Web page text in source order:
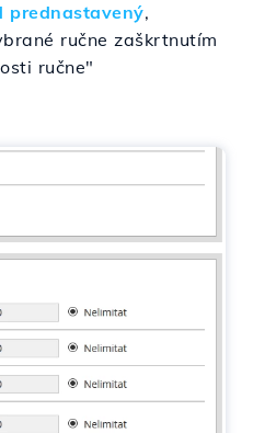
prednastavený,
ručne zaškrtnutím
ručne"